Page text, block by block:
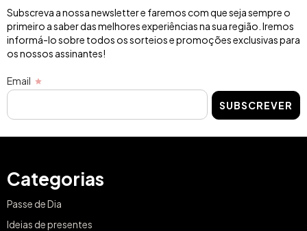
Subscreva a nossa newsletter e faremos com que seja sempre o
primeiro a saber das melhores experiências na sua região. Iremos
informá-lo sobre todos os sorteios e promoções exclusivas para
os nossos assinantes!
Email
SUBSCREVER
Categorias
Passe de Dia
Ideias de presentes